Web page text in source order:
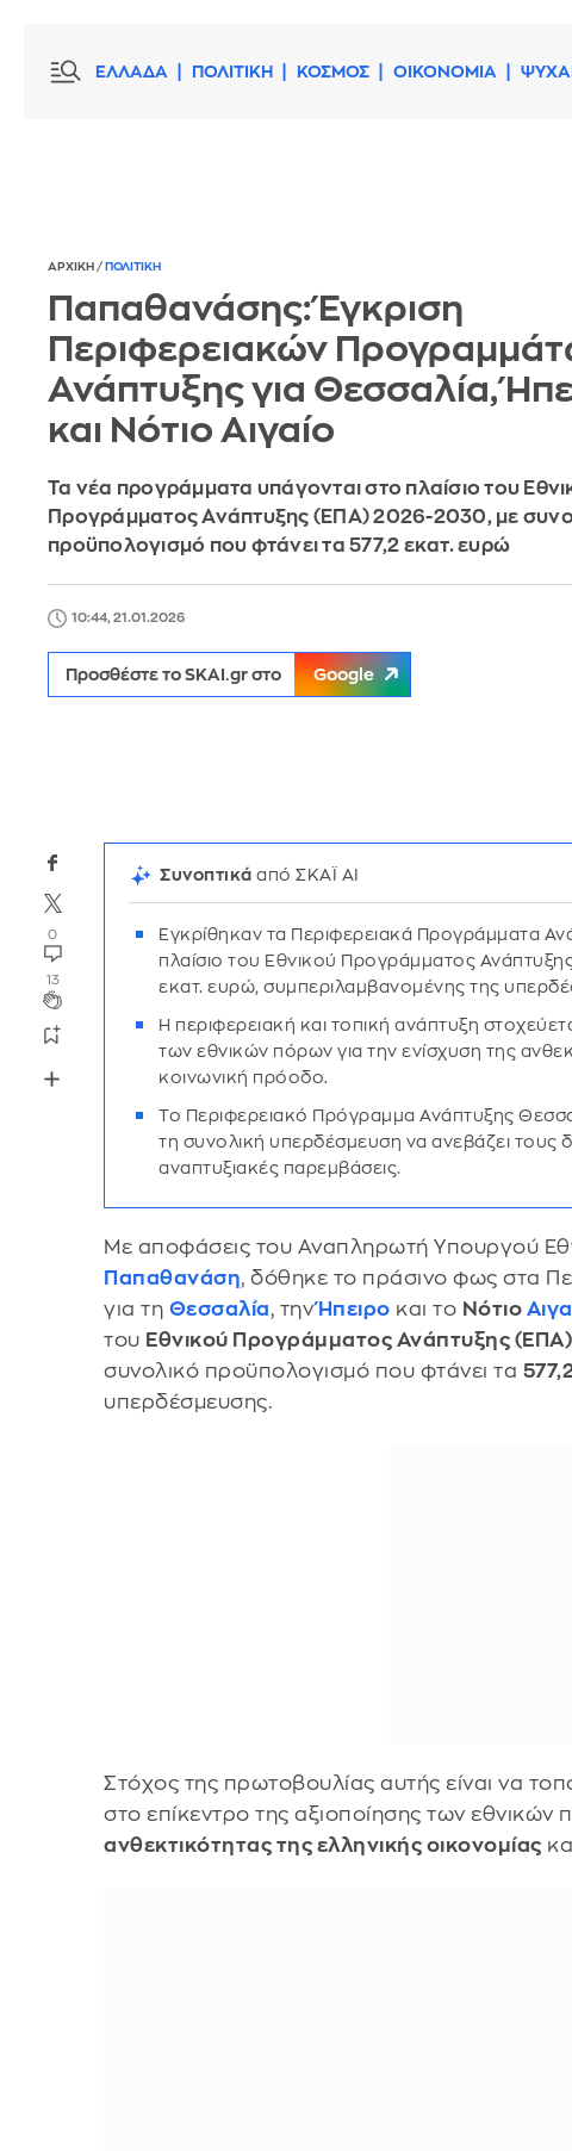
ΕΛΛΑΔΑ ΠΟΛΙΤΙΚΗ ΚΟΣΜΟΣ ΟΙΚΟΝΟΜΙΑ
ΑΡΧΙΚΗ / ΠΟΛΙΤΙΚΗ
Παπαθανάσης: Έγκριση
Περιφερειακών
Ανάπτυξης για Θεσσαλία,
και Νότιο Αιγαίο
Τα νέα προγράμματα υπάγονται στο πλαίσιο του
Προγράμματος Ανάπτυξης (ΕΠΑ) 2026-2030, με
προϋπολογισμό που φτάνει τα 577,2 εκατ. ευρώ
10:44, 21.01.2026
Προσθέστε το SKAI.gr στο Google
0
13
Συνοπτικάαπό ΣΚΑΪ AI
Εγκρίθηκαν τα Περιφερειακά Προγράμματα
πλαίσιο του Εθνικού Προγράμματος
εκατ. ευρώ, συμπεριλαμβανομένης της
Η περιφερειακή και τοπική ανάπτυξη
των εθνικών πόρων για την ενίσχυση της
κοινωνική πρόοδο.
Το Περιφερειακό Πρόγραμμα Ανάπτυξης
τη συνολική υπερδέσμευση να ανεβάζει τους
αναπτυξιακές παρεμβάσεις.
Με αποφάσεις του Αναπληρωτή Υπουργού
Παπαθανάση, δόθηκε το πράσινο φως στα
για τη Θεσσαλία, την Ήπειρο και το Νότιο
του Εθνικού Προγράμματος Ανάπτυξης
συνολικό προϋπολογισμό που φτάνει τα
υπερδέσμευσης.
Στόχος της πρωτοβουλίας αυτής είναι να
στο επίκεντρο της αξιοποίησης των
ανθεκτικότητας της ελληνικής οικονομίας